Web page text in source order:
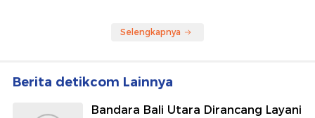
Selengkapnya
Berita detikcom Lainnya
Bandara Bali Utara Dirancang Layani